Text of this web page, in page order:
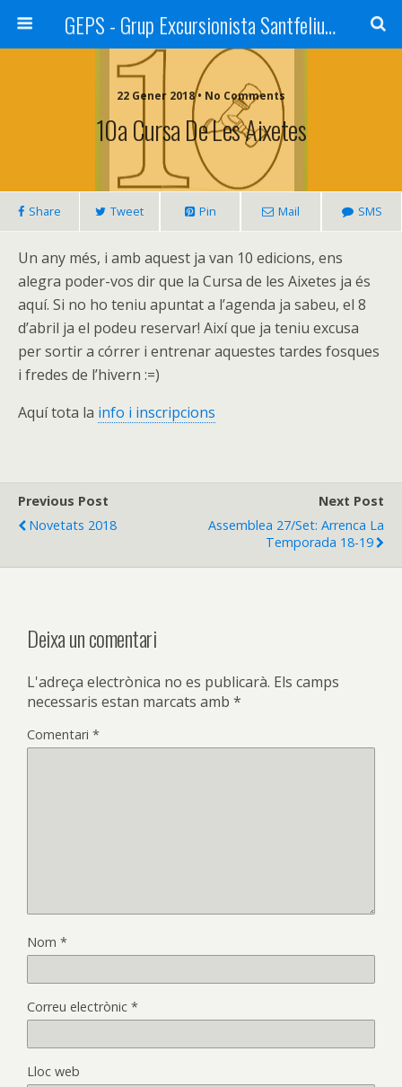
GEPS - Grup Excursionista Santfeliuenc
22 Gener 2018 • No Comments
10a Cursa De Les Aixetes
Share Tweet Pin Mail SMS
Un any més, i amb aquest ja van 10 edicions, ens
alegra poder-vos dir que la Cursa de les Aixetes ja és
aquí. Si no ho teniu apuntat a l’agenda ja sabeu, el 8
d’abril ja el podeu reservar! Així que ja teniu excusa
per sortir a córrer i entrenar aquestes tardes fosques
i fredes de l’hivern :=)
Aquí tota la info i inscripcions
Previous Post
Novetats 2018
Next Post
Assemblea 27/set: Arrenca La
Temporada 18-19
Deixa un comentari
L'adreça electrònica no es publicarà. Els camps
necessaris estan marcats amb *
Comentari *
Nom *
Correu electrònic *
Lloc web